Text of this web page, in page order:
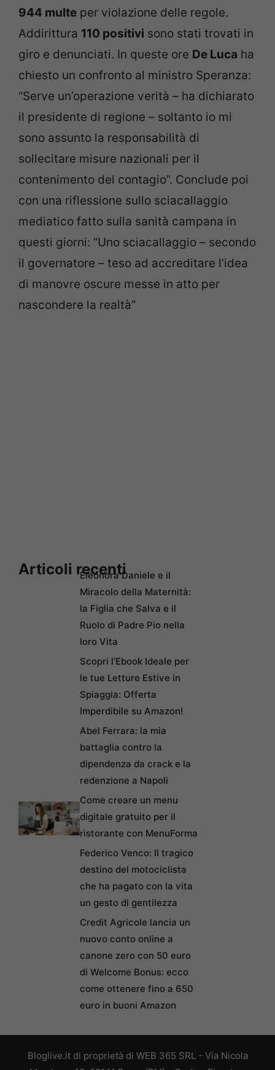
944 multe per violazione delle regole.
Addirittura 110 positivi sono stati trovati in
giro e denunciati. In queste ore De Luca ha
chiesto un confronto al ministro Speranza:
“Serve un’operazione verità – ha dichiarato
il presidente di regione – soltanto io mi
sono assunto la responsabilità di
sollecitare misure nazionali per il
contenimento del contagio”. Conclude poi
con una riflessione sullo sciacallaggio
mediatico fatto sulla sanità campana in
questi giorni: “Uno sciacallaggio – secondo
il governatore – teso ad accreditare l’idea
di manovre oscure messe in atto per
nascondere la realtà”
Articoli recentiEleonora Daniele e il
Miracolo della Maternità:
la Figlia che Salva e il
Ruolo di Padre Pio nella
loro Vita
Scopri l’Ebook Ideale per
le tue Letture Estive in
Spiaggia: Offerta
Imperdibile su Amazon!
Abel Ferrara: la mia
battaglia contro la
dipendenza da crack e la
redenzione a Napoli
Come creare un menu
digitale gratuito per il
ristorante con MenuForma
Federico Venco: Il tragico
destino del motociclista
che ha pagato con la vita
un gesto di gentilezza
Credit Agricole lancia un
nuovo conto online a
canone zero con 50 euro
di Welcome Bonus: ecco
come ottenere fino a 650
euro in buoni Amazon
Bloglive.it di proprietà di WEB 365 SRL - Via Nicola